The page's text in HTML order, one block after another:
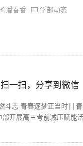
潘春香 学部动态
扫一扫，分享到微信